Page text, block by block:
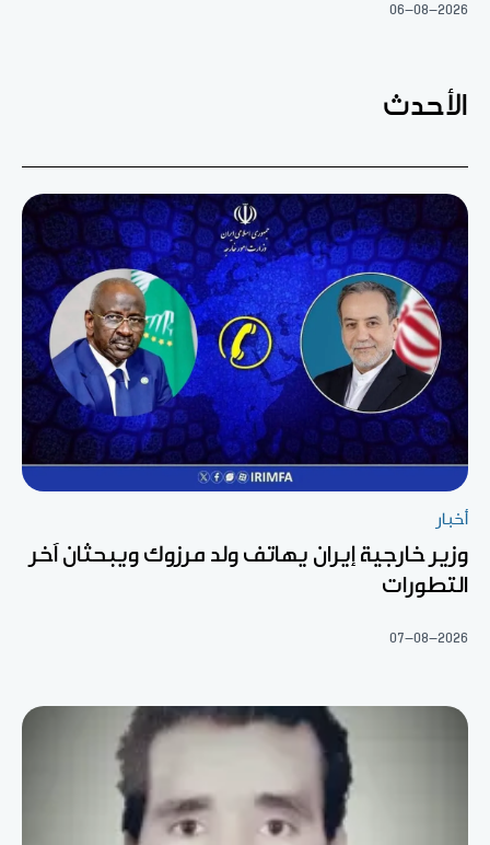
06-08-2026
الأحدث
أخبار
وزير خارجية إيران يهاتف ولد مرزوك ويبحثان آخر
التطورات
07-08-2026